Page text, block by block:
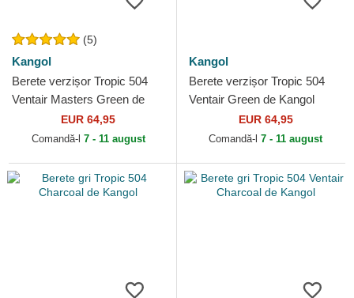
(5)
Kangol
Berete verzișor Tropic 504
Ventair Masters Green de
EUR 64,95
Comandă-l 7 - 11 august
Kangol
Berete verzișor Tropic 504
Ventair Green de Kangol
EUR 64,95
Comandă-l 7 - 11 august